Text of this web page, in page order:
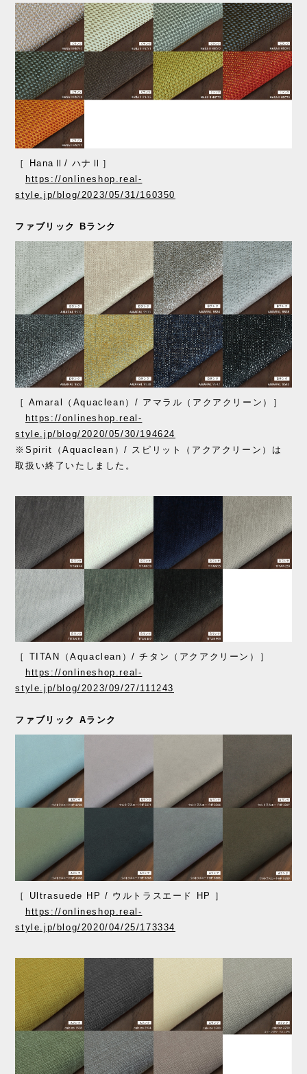
［ HanaⅡ/ ハナⅡ］
https://onlineshop.real-
style.jp/blog/2023/05/31/160350
ファブリック Bランク
［ Amaral（Aquaclean）/ アマラル（アクアクリーン）］
https://onlineshop.real-
style.jp/blog/2020/05/30/194624
※Spirit（Aquaclean）/ スピリット（アクアクリーン）は
取扱い終了いたしました。
［ TITAN（Aquaclean）/ チタン（アクアクリーン）］
https://onlineshop.real-
style.jp/blog/2023/09/27/111243
ファブリック Aランク
［ Ultrasuede HP / ウルトラスエード HP ］
https://onlineshop.real-
style.jp/blog/2020/04/25/173334